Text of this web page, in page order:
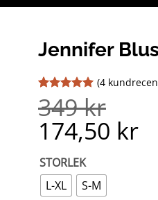
Jennifer
Betygsatt
5
av 5
baserat på
4
kundrecensioner
(4
349kr
174,50 kr
STORLEK
L-XL
S-M